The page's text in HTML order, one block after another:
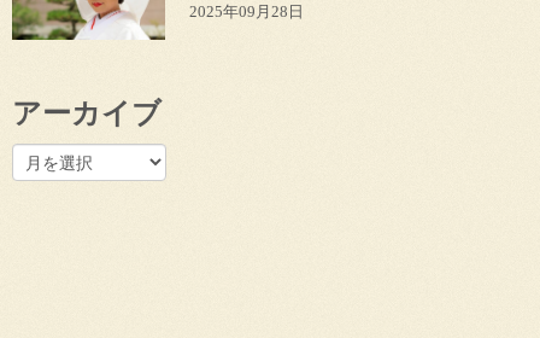
2025年09月28日
アーカイブ